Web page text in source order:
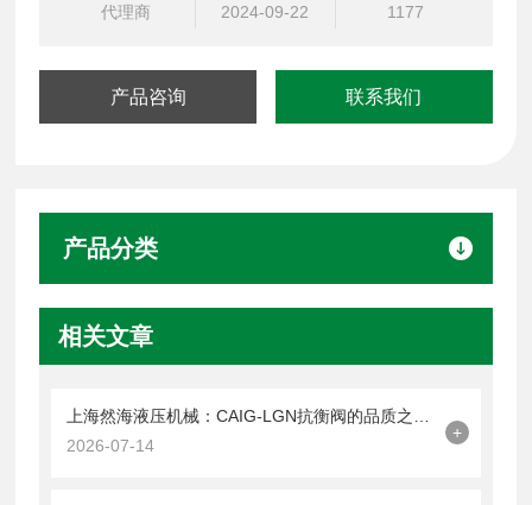
液压油缸，经销力士乐、派克、中国台湾北部等液压元件
代理商
2024-09-22
1177
产品咨询 联系我们
产品分类
相关文章
2026-07-14
+